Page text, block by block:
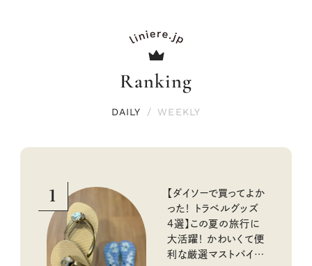
Ranking
DAILY / WEEKLY
1
【ダイソーで買ってよか
った！ トラベルグッズ
4選】この夏の旅行に
大活躍！ かわいくて便
利な厳選マストバイア